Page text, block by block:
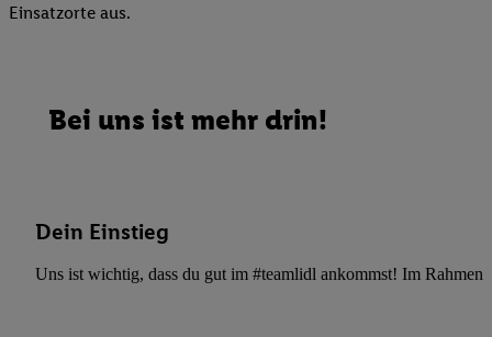
Einsatzorte aus.
Bei uns ist mehr drin!
Dein Einstieg
Uns ist wichtig, dass du gut im #teamlidl ankommst! Im Rahmen